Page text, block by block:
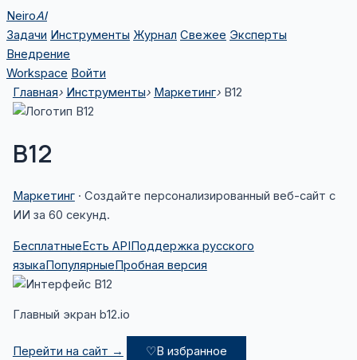
Перейти
к
содержимому
NeiroAI
Задачи Инструменты Журнал Свежее Эксперты
Внедрение
Workspace Войти
Главная› Инструменты› Маркетинг› B12
B12
Маркетинг· Создайте персонализированный веб-сайт с
ИИ за 60 секунд.
БесплатныеЕсть APIПоддержка русского
языкаПопулярныеПробная версия
Главный экран b12.io
Перейти на сайт → ♡В избранное